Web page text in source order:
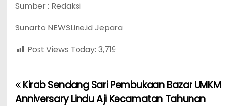
Sumber : Redaksi
Sunarto NEWSLine.id Jepara
Post Views Today: 3,719
PKirab Sendang Sari Pembukaan Bazar UMKM
Anniversary Lindu Aji Kecamatan Tahunan